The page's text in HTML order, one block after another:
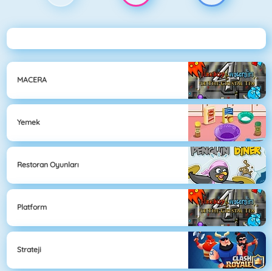
MACERA
Yemek
Restoran Oyunları
Platform
Strateji